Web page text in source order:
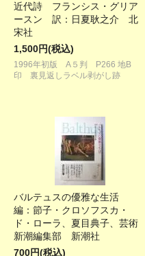
近代詩 フランシス・グリア
ースン 訳：日夏耿之介 北
宋社
1,500円(税込)
1996年初版 A５判 P266 地B
印 裏見返しラベル剥がし跡
バルテュスの優雅な生活
編：節子・クロソフスカ・
ド・ローラ、夏目典子、芸術
新潮編集部 新潮社
700円(税込)